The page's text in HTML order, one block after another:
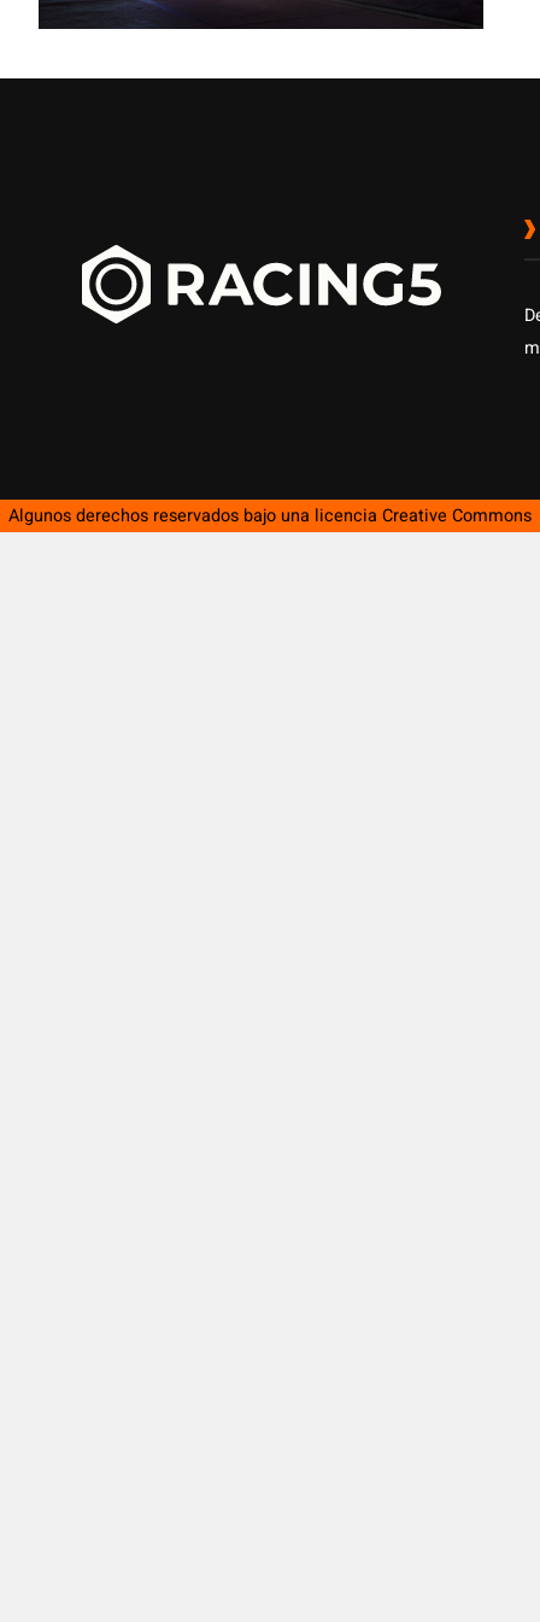
Algunos derechos reservados bajo una licencia Creative Commons